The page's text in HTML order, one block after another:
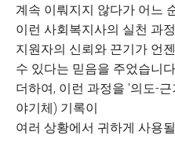
계속 이뤄지지 않다가 어느
이런 사회복지사의 실천 과
지원자의 신뢰와 끈기가 언
수 있다는 믿음을 주었습니
더하여, 이런 과정을 '의도-
야기체) 기록이
여러 상황에서 귀하게 사용